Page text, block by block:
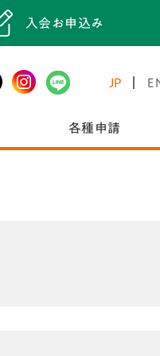
入会お申込み
JP
各種申請